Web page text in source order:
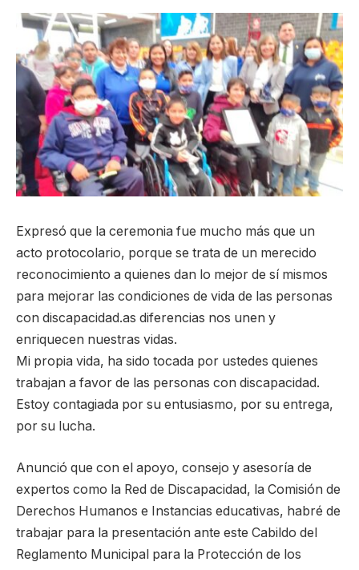
Expresó que la ceremonia fue mucho más que un
acto protocolario, porque se trata de un merecido
reconocimiento a quienes dan lo mejor de sí mismos
para mejorar las condiciones de vida de las personas
con discapacidad.as diferencias nos unen y
enriquecen nuestras vidas.
Mi propia vida, ha sido tocada por ustedes quienes
trabajan a favor de las personas con discapacidad.
Estoy contagiada por su entusiasmo, por su entrega,
por su lucha.
Anunció que con el apoyo, consejo y asesoría de
expertos como la Red de Discapacidad, la Comisión de
Derechos Humanos e Instancias educativas, habré de
trabajar para la presentación ante este Cabildo del
Reglamento Municipal para la Protección de los